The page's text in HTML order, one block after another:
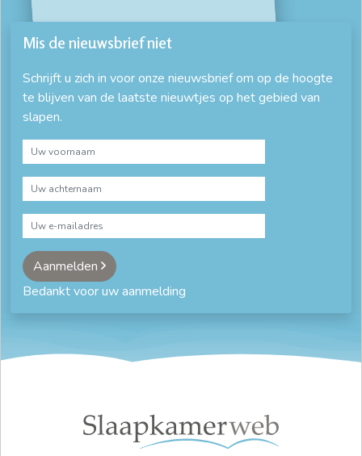
Mis de nieuwsbrief niet
Schrijft u zich in voor onze nieuwsbrief om op de hoogte
te blijven van de laatste nieuwtjes op het gebied van
slapen.
Aanmelden
Bedankt voor uw aanmelding